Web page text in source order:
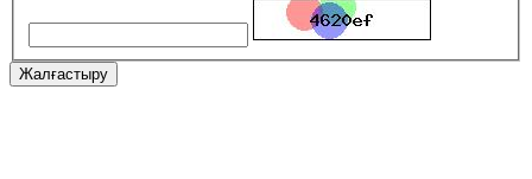
Жалғастыру